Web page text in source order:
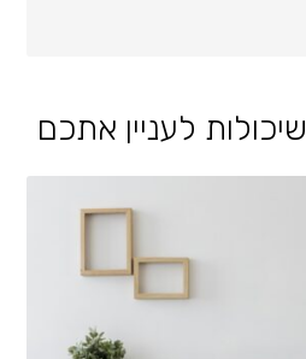
שיכולות לעניין אתכם